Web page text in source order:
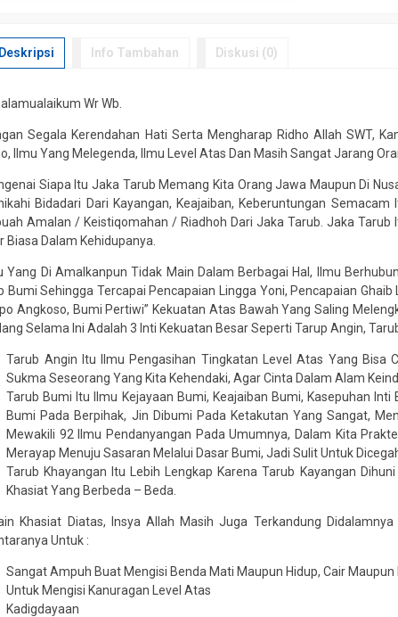
Deskripsi Info Tambahan Diskusi (0)
Wr Wb.
Segala Kerendahan Hati Serta Mengharap Ridho Allah SWT,
Ilmu Yang Melegenda, Ilmu Level Atas Dan Masih Sangat Jarang
Siapa Itu Jaka Tarub Memang Kita Orang Jawa Maupun Di
Bidadari Dari Kayangan, Keajaiban, Keberuntungan
Amalan / Keistiqomahan / Riadhoh Dari Jaka Tarub. Jaka
Biasa Dalam Kehidupanya.
Yang Di Amalkanpun Tidak Main Dalam Berbagai Hal, Ilmu
Bumi Sehingga Tercapai Pencapaian Lingga Yoni, Pencapaian
Angkoso, Bumi Pertiwi” Kekuatan Atas Bawah Yang Saling
Selama Ini Adalah 3 Inti Kekuatan Besar Seperti Tarup Angin,
Tarub Angin Itu Ilmu Pengasihan Tingkatan Level Atas Yang
Sukma Seseorang Yang Kita Kehendaki, Agar Cinta Dalam Alam
Tarub Bumi Itu Ilmu Kejayaan Bumi, Keajaiban Bumi, Kasepuhan
Bumi Pada Berpihak, Jin Dibumi Pada Ketakutan Yang Sangat,
Mewakili 92 Ilmu Pendanyangan Pada Umumnya, Dalam Kita
Merayap Menuju Sasaran Melalui Dasar Bumi, Jadi Sulit Untuk
Tarub Khayangan Itu Lebih Lengkap Karena Tarub Kayangan
Khasiat Yang Berbeda – Beda.
Khasiat Diatas, Insya Allah Masih Juga Terkandung
Untuk :
Sangat Ampuh Buat Mengisi Benda Mati Maupun Hidup, Cair
Untuk Mengisi Kanuragan Level Atas
Kadigdayaan